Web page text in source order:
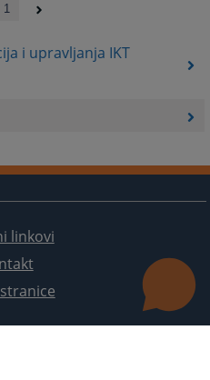
i upravljanja IKT
1
linkovi